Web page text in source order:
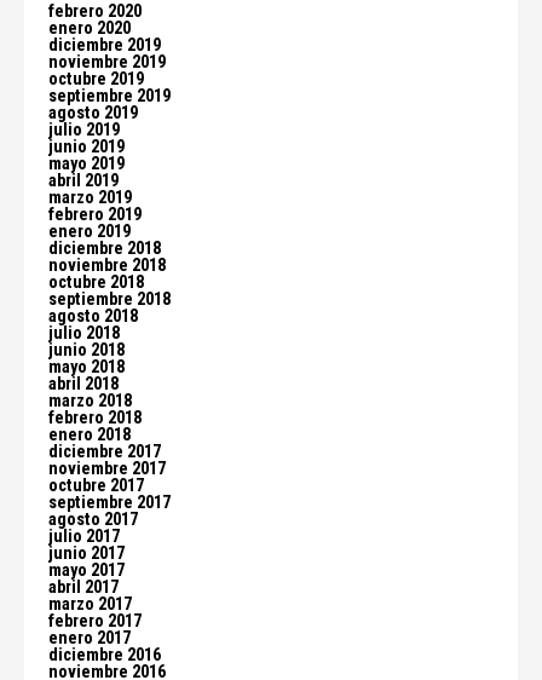
febrero 2020
enero 2020
diciembre 2019
noviembre 2019
octubre 2019
septiembre 2019
agosto 2019
julio 2019
junio 2019
mayo 2019
abril 2019
marzo 2019
febrero 2019
enero 2019
diciembre 2018
noviembre 2018
octubre 2018
septiembre 2018
agosto 2018
julio 2018
junio 2018
mayo 2018
abril 2018
marzo 2018
febrero 2018
enero 2018
diciembre 2017
noviembre 2017
octubre 2017
septiembre 2017
agosto 2017
julio 2017
junio 2017
mayo 2017
abril 2017
marzo 2017
febrero 2017
enero 2017
diciembre 2016
noviembre 2016